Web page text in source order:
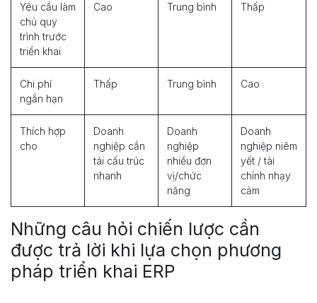
Yêu cầu làm
chủ quy
trình trước
triển khai
Cao Trung bình Thấp
Chi phí
ngắn hạn
Thấp Trung bình Cao
Thích hợp
cho
Doanh
nghiệp cần
tái cấu trúc
nhanh
Doanh
nghiệp
nhiều đơn
vị/chức
năng
Doanh
nghiệp niêm
yết / tài
chính nhạy
cảm
Những câu hỏi chiến lược cần
được trả lời khi lựa chọn phương
pháp triển khai ERP